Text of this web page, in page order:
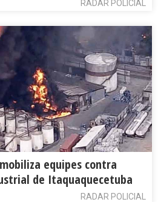
RADAR POLICIAL
equipes contra
de Itaquaquecetuba
RADAR POLICIAL